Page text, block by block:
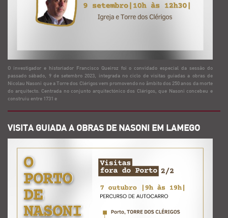
O investigador e historiador Francisco Queiroz foi o convidado especial da sessão do
passado sábado, 9 de setembro 2023, integrada no ciclo de visitas guiadas a obras de
Nicolau Nasoni que a Torre dos Clérigos vem promovendo no âmbito dos 250 anos da morte
do arquitecto. Centrada no conjunto arquitectónico dos Clérigos, que Nasoni concebeu e
construiu entre 1731 e
VISITA GUIADA A OBRAS DE NASONI EM LAMEGO